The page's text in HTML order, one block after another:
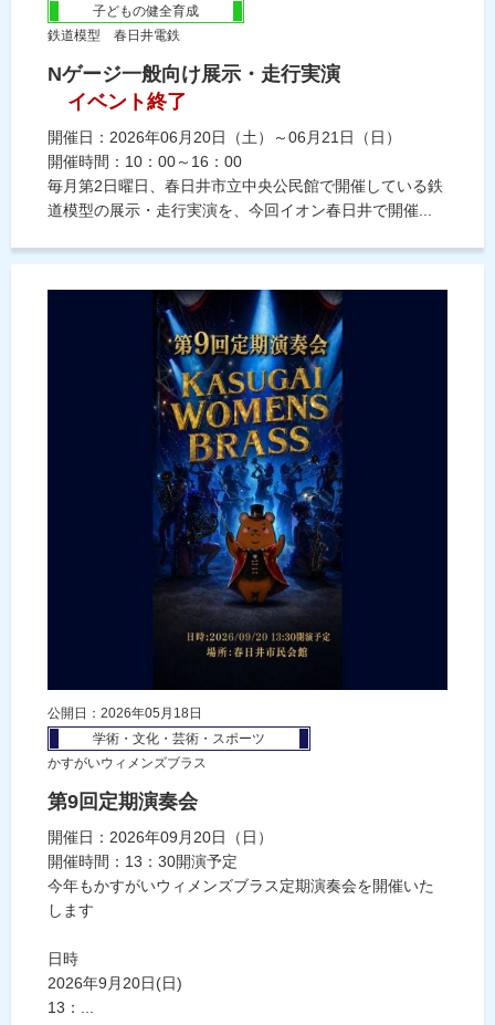
子どもの健全育成
鉄道模型 春日井電鉄
Nゲージ一般向け展示・走行実演
イベント終了
開催日：2026年06月20日（土）～06月21日（日）
開催時間：10：00～16：00
毎月第2日曜日、春日井市立中央公民館で開催している鉄
道模型の展示・走行実演を、今回イオン春日井で開催...
公開日：2026年05月18日
学術・文化・芸術・スポーツ
かすがいウィメンズブラス
第9回定期演奏会
開催日：2026年09月20日（日）
開催時間：13：30開演予定
今年もかすがいウィメンズブラス定期演奏会を開催いた
します
日時
2026年9月20日(日)
13：...